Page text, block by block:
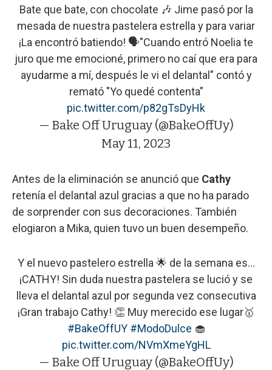
Bate que bate, con chocolate 🎶 Jime pasó por la
mesada de nuestra pastelera estrella y para variar
¡La encontró batiendo! 🗣️"Cuando entró Noelia te
juro que me emocioné, primero no caí que era para
ayudarme a mí, después le vi el delantal" contó y
remató "Yo quedé contenta"
pic.twitter.com/p82gTsDyHk
— Bake Off Uruguay (@BakeOffUy)
May 11, 2023
Antes de la eliminación se anunció que Cathy
retenía el delantal azul gracias a que no ha parado
de sorprender con sus decoraciones. También
elogiaron a Mika, quien tuvo un buen desempeño.
Y el nuevo pastelero estrella 🌟 de la semana es...
¡CATHY! Sin duda nuestra pastelera se lució y se
lleva el delantal azul por segunda vez consecutiva
¡Gran trabajo Cathy! 👏 Muy merecido ese lugar🥇
#BakeOffUY #ModoDulce 🧁
pic.twitter.com/NVmXmeYgHL
— Bake Off Uruguay (@BakeOffUy)